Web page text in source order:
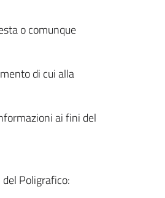
o comunque
di cui alla
ai fini del
Poligrafico: